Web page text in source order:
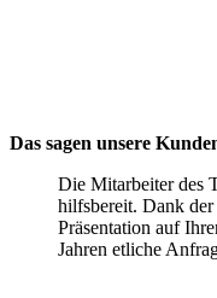
Das sagen unsere
Die Mitarbeiter des
hilfsbereit. Dank der
Präsentation auf
Jahren etliche